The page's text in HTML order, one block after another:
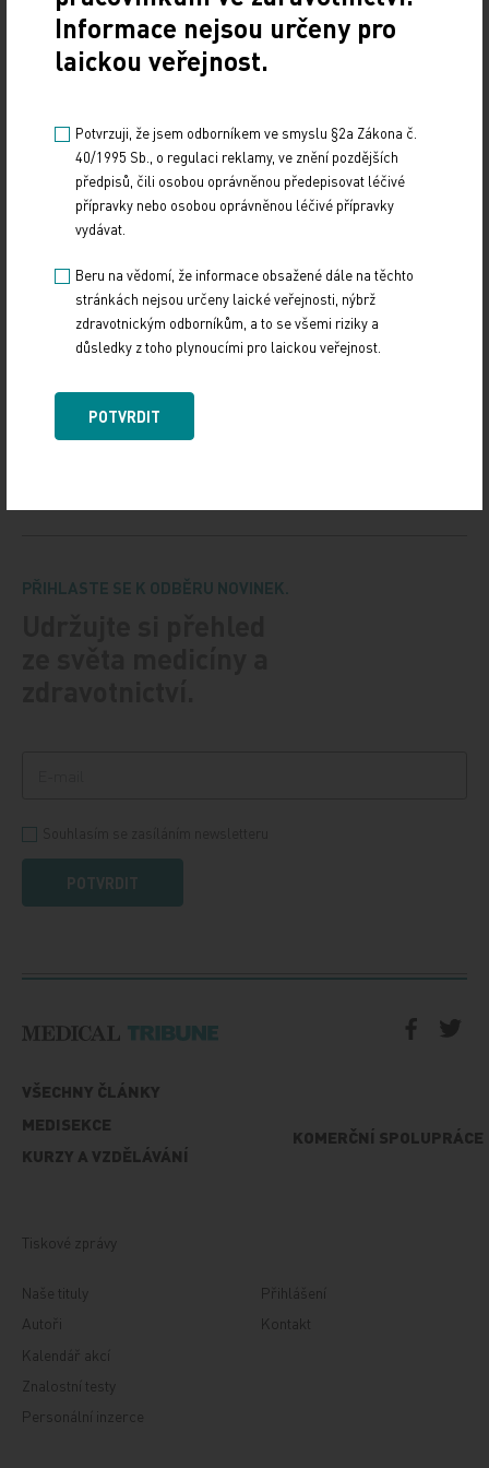
17. 12. 2024
Dnešní Poradna přináší přehled o tom, jak funguje
NUDZ nabízí kurs pro rodiče dětí s úzkostí
13. 12. 2024
pro rodiče dětí s úzkostmi. Účast nabízí zdarma ve 14
městech České republiky v rámci testovací…
Vláda schválila Národní kardiovaskulární plán
12. 12. 2024
Vláda na svém zasedání ve středu 11. prosince schválila
PŘIHLASTE SE K ODBĚRU NOVINEK.
POTVRDIT
VŠECHNY ČLÁNKY
MEDISEKCE
KURZY A VZDĚLÁVÁNÍ
KOMERČNÍ SPOLUPRÁCE
Tiskové zprávy
Naše tituly
Autoři
Kalendář akcí
Znalostní testy
Personální inzerce
Přihlášení
Kontakt
Informace nejsou určeny pro
laickou veřejnost.
Potvrzuji, že jsem odborníkem ve smyslu §2a Zákona č.
40/1995 Sb., o regulaci reklamy, ve znění pozdějších
předpisů, čili osobou oprávněnou předepisovat léčivé
přípravky nebo osobou oprávněnou léčivé přípravky
vydávat.
Beru na vědomí, že informace obsažené dále na těchto
stránkách nejsou určeny laické veřejnosti, nýbrž
zdravotnickým odborníkům, a to se všemi riziky a
důsledky z toho plynoucími pro laickou veřejnost.
POTVRDIT